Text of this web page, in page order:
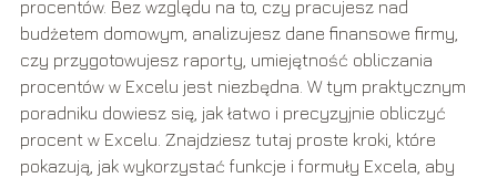
procentów. Bez względu na to, czy pracujesz nad
budżetem domowym, analizujesz dane finansowe firmy,
czy przygotowujesz raporty, umiejętność obliczania
procentów w Excelu jest niezbędna. W tym praktycznym
poradniku dowiesz się, jak łatwo i precyzyjnie obliczyć
procent w Excelu. Znajdziesz tutaj proste kroki, które
pokazują, jak wykorzystać funkcje i formuły Excela, aby